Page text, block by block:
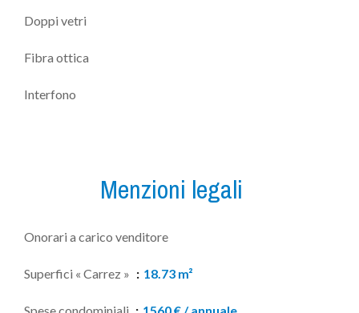
Doppi vetri
Fibra ottica
Interfono
Menzioni legali
Onorari a carico venditore
Superfici « Carrez » 18.73 m²